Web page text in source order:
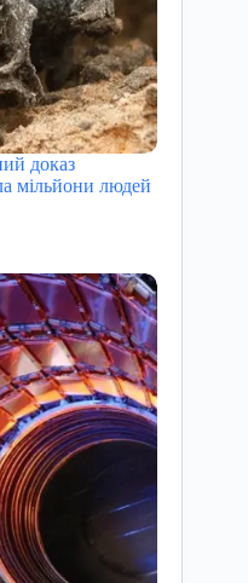
доказ
мільйони людей